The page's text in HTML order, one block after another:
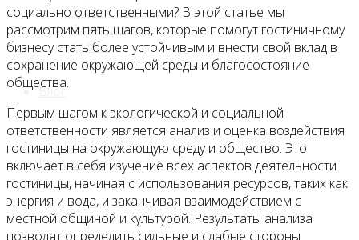
Туризм и отдых
Финансы
Хобби
Блог
Контакты
социально ответственными? В этой статье мы
рассмотрим пять шагов, которые помогут гостиничному
бизнесу стать более устойчивым и внести свой вклад в
сохранение окружающей среды и благосостояние
общества.
Первым шагом к экологической и социальной
ответственности является анализ и оценка воздействия
гостиницы на окружающую среду и общество. Это
включает в себя изучение всех аспектов деятельности
гостиницы, начиная с использования ресурсов, таких как
энергия и вода, и заканчивая взаимодействием с
местной общиной и культурой. Результаты анализа
позволят определить сильные и слабые стороны